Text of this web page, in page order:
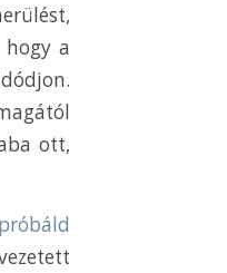
hogy a
ott,
próbáld